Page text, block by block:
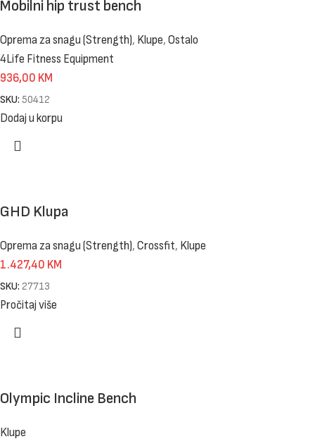
Mobilni hip trust bench
Oprema za snagu (Strength), Klupe, Ostalo
4Life Fitness Equipment
936,00 KM
SKU: 50412
Dodaj u korpu
GHD Klupa
Oprema za snagu (Strength), Crossfit, Klupe
1.427,40 KM
SKU: 27713
Pročitaj više
Olympic Incline Bench
Klupe